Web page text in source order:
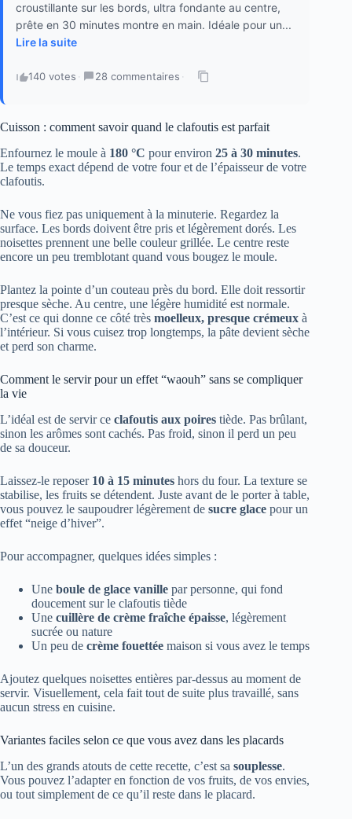
croustillante sur les bords, ultra fondante au centre,
prête en 30 minutes montre en main. Idéale pour un...
Lire la suite
140 votes · 28 commentaires ·
Cuisson : comment savoir quand le clafoutis est parfait
Enfournez le moule à 180 °C pour environ 25 à 30 minutes.
Le temps exact dépend de votre four et de l’épaisseur de votre
clafoutis.
Ne vous fiez pas uniquement à la minuterie. Regardez la
surface. Les bords doivent être pris et légèrement dorés. Les
noisettes prennent une belle couleur grillée. Le centre reste
encore un peu tremblotant quand vous bougez le moule.
Plantez la pointe d’un couteau près du bord. Elle doit ressortir
presque sèche. Au centre, une légère humidité est normale.
C’est ce qui donne ce côté très moelleux, presque crémeux à
l’intérieur. Si vous cuisez trop longtemps, la pâte devient sèche
et perd son charme.
Comment le servir pour un effet “waouh” sans se compliquer
la vie
L’idéal est de servir ce clafoutis aux poires tiède. Pas brûlant,
sinon les arômes sont cachés. Pas froid, sinon il perd un peu
de sa douceur.
Laissez-le reposer 10 à 15 minutes hors du four. La texture se
stabilise, les fruits se détendent. Juste avant de le porter à table,
vous pouvez le saupoudrer légèrement de sucre glace pour un
effet “neige d’hiver”.
Pour accompagner, quelques idées simples :
Une boule de glace vanille par personne, qui fond
doucement sur le clafoutis tiède
Une cuillère de crème fraîche épaisse, légèrement
sucrée ou nature
Un peu de crème fouettée maison si vous avez le temps
Ajoutez quelques noisettes entières par-dessus au moment de
servir. Visuellement, cela fait tout de suite plus travaillé, sans
aucun stress en cuisine.
Variantes faciles selon ce que vous avez dans les placards
L’un des grands atouts de cette recette, c’est sa souplesse.
Vous pouvez l’adapter en fonction de vos fruits, de vos envies,
ou tout simplement de ce qu’il reste dans le placard.